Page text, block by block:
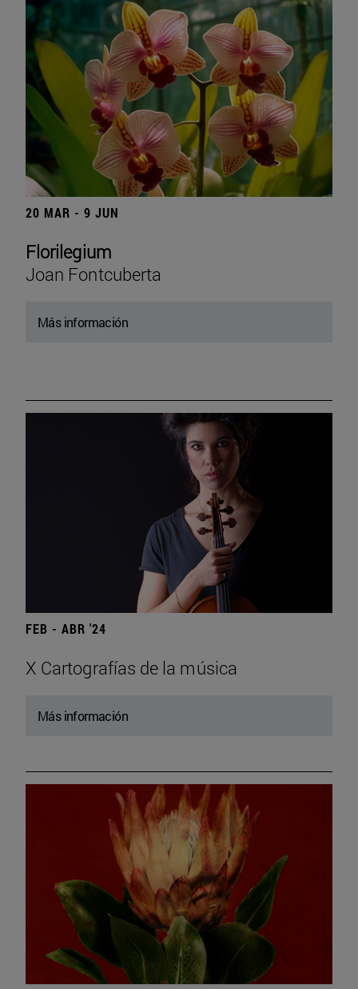
20 MAR - 9 JUN
Florilegium
Joan Fontcuberta
Más información
FEB - ABR '24
X Cartografías de la música
Más información